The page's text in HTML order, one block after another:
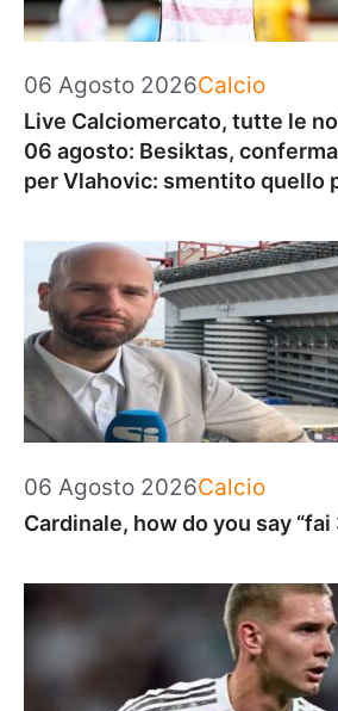
06 Agosto 2026Categorie
Calcio
Live Calciomercato, tutte le
06 agosto: Besiktas,
per Vlahovic: smentito quello
06 Agosto 2026Categorie
Calcio
Cardinale, how do you say “fai